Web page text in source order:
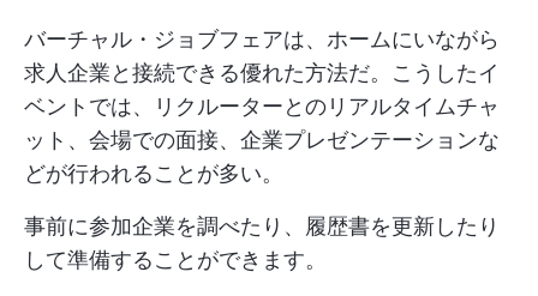
バーチャル・ジョブフェアは、ホームにいながら
求人企業と接続できる優れた方法だ。こうしたイ
ベントでは、リクルーターとのリアルタイムチャ
ット、会場での面接、企業プレゼンテーションな
どが行われることが多い。
事前に参加企業を調べたり、履歴書を更新したり
して準備することができます。